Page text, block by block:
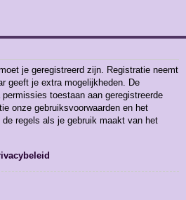
je geregistreerd zijn. Registratie neemt
geeft je extra mogelijkheden. De
toestaan aan geregistreerde
onze gebruiksvoorwaarden en het
regels als je gebruik maakt van het